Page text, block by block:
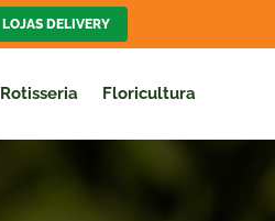
LOJAS DELIVERY
Rotisseria Floricultura